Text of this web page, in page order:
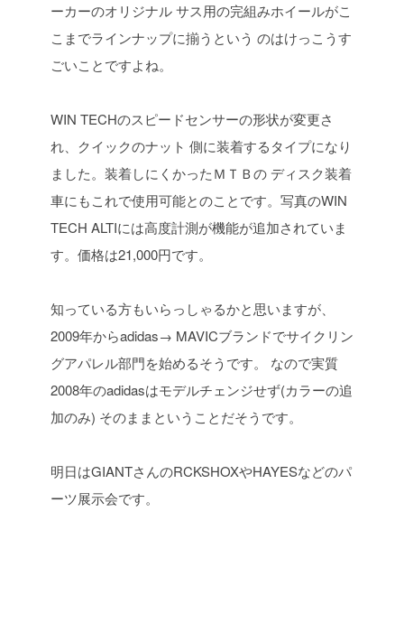
ーカーのオリジナルサス用の完組みホイールがこ
こまでラインナップに揃うという のはけっこうす
ごいことですよね。
WIN TECHのスピードセンサーの形状が変更さ
れ、クイックのナット 側に装着するタイプになり
ました。装着しにくかったＭＴＢの ディスク装着
車にもこれで使用可能とのことです。写真のWIN
TECH ALTIには高度計測が機能が追加されていま
す。価格は21,000円です。
知っている方もいらっしゃるかと思いますが、
2009年からadidas→ MAVICブランドでサイクリン
グアパレル部門を始めるそうです。
なので実質
2008年のadidasはモデルチェンジせず(カラーの追
加のみ) そのままということだそうです。
明日はGIANTさんのRCKSHOXやHAYESなどのパ
ーツ展示会です。